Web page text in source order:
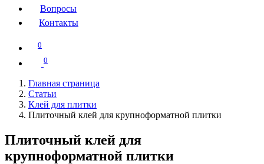
Вопросы
Контакты
0
0
Главная страница
Статьи
Клей для плитки
Плиточный клей для крупноформатной плитки
Плиточный клей для
крупноформатной плитки